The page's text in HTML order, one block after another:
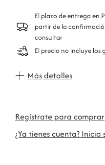
El plazo de entrega en
partir de la
consultar
El precio no incluye los
Más detalles
Regístrate para comprar
¿Ya tienes cuenta? Inicia